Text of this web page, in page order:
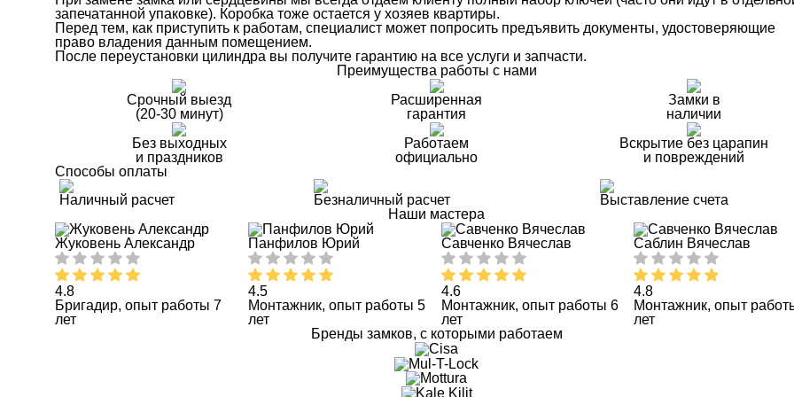
запечатанной упаковке). Коробка тоже остается у хозяев квартиры.
Перед тем, как приступить к работам, специалист может попросить предъявить документы, удостоверяющие
право владения данным помещением.
После переустановки цилиндра вы получите гарантию на все услуги и запчасти.
Преимущества работы с нами
Срочный выезд
(20-30 минут)
Расширенная
гарантия
Замки в
наличии
Без выходных
и праздников
Работаем
официально
Вскрытие без царапин
и повреждений
Способы оплаты
Наличный расчет
Безналичный расчет
Выставление счета
Наши мастера
Жуковень Александр
4.8
Бригадир, опыт работы 7
лет
Панфилов Юрий
4.5
Монтажник, опыт работы 5
лет
Савченко Вячеслав
4.6
Монтажник, опыт работы 6
лет
Саблин Вячеслав
4.8
Монтажник, опыт
лет
Бренды замков, с которыми работаем